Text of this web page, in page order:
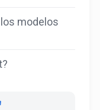
modelos